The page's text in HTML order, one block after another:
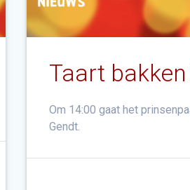
Taart
Om 14:00 gaat het
Gendt.